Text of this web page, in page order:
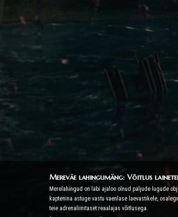
Mereväe lahingumäng: Võitlus
Merelahingud on läbi ajaloo olnud paljude lugude
kaptenina astuge vastu vaenlase laevastikele,
teie adrenaliinitaset reaalajas võitlusega.